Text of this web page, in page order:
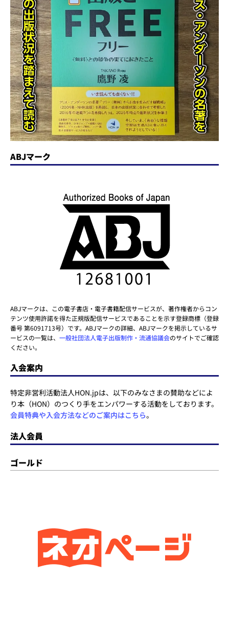
ABJマーク
ABJマークは、この電子書店・電子書籍配信サービスが、著作権者からコン
テンツ使用許諾を得た正規版配信サービスであることを示す登録商標（登録
番号 第6091713号）です。ABJマークの詳細、ABJマークを掲示しているサ
ービスの一覧は、 一般社団法人電子出版制作・流通協議会のサイトでご確認
ください。
入会案内
特定非営利活動法人HON.jpは、以下のみなさまの賛助などによ
り本（HON）のつくり手をエンパワーする活動をしております。
会員特典や入会方法などのご案内はこちら。
法人会員
ゴールド